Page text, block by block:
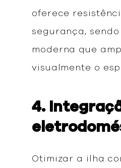
oferece
segurança,
moderna que
visualmente o
4.
Otimizar a ilha